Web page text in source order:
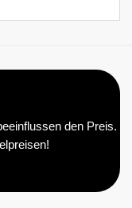
den Preis.